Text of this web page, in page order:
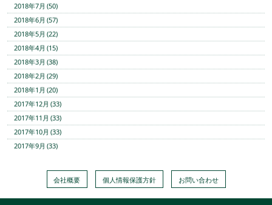
2018年7月 (50)
2018年6月 (57)
2018年5月 (22)
2018年4月 (15)
2018年3月 (38)
2018年2月 (29)
2018年1月 (20)
2017年12月 (33)
2017年11月 (33)
2017年10月 (33)
2017年9月 (33)
会社概要 個人情報保護方針 お問い合わせ